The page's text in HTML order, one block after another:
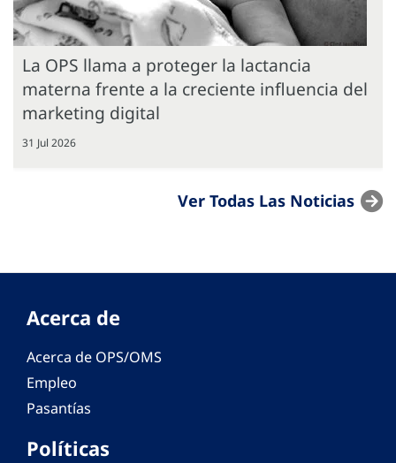
La OPS llama a proteger la lactancia
materna frente a la creciente influencia del
marketing digital
31 Jul 2026
Ver Todas Las Noticias
Acerca de
Acerca de OPS/OMS
Empleo
Pasantías
Políticas